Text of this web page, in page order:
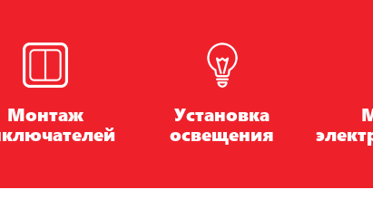
Монтаж Установка
освещения